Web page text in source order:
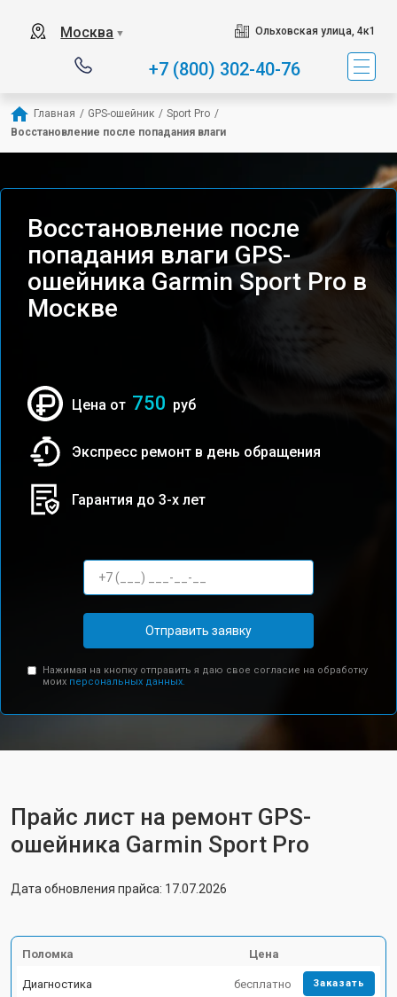
Москва ▼ Ольховская улица, 4к1
+7 (800) 302-40-76
Главная / GPS-ошейник / Sport Pro /
Восстановление после попадания влаги
Восстановление после
попадания влаги GPS-
ошейника Garmin Sport Pro в
Москве
Цена от 750 руб
Экспресс ремонт в день обращения
Гарантия до 3-х лет
Отправить заявку
Нажимая на кнопку отправить я даю свое согласие на обработку
моих персональных данных.
Прайс лист на ремонт GPS-
ошейника Garmin Sport Pro
Дата обновления прайса: 17.07.2026
Поломка Цена
Диагностика бесплатно Заказать